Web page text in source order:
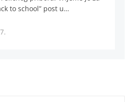
to school” post u…